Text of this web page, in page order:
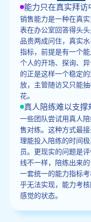
能力只在真实拜访
销售能力是一种在真
表在办公室回答得头
品贵两成问住，真实
指标，前提是有一个
个人的开场、探询、
的正是这样一个稳定
放，主管随访又只能
花。
真人陪练难以支
一些团队尝试用真人
售对练。这种方式最
理能投入陪练的时间
员。更现实的问题是
线不一样，陪练出来
一套统一的能力指标
乎无法实现，能力考
感觉的状态。